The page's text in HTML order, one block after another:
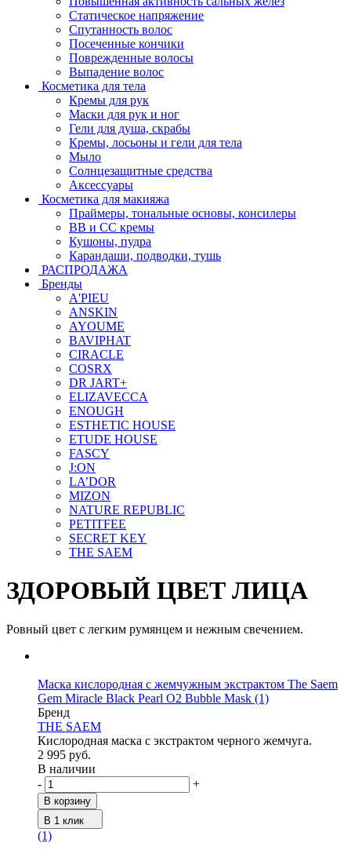
Статическое напряжение
Спутанность волос
Посеченные кончики
Поврежденные волосы
Выпадение волос
Косметика для тела
Кремы для рук
Маски для рук и ног
Гели для душа, скрабы
Кремы, лосьоны и гели для тела
Мыло
Солнцезащитные средства
Аксессуары
Косметика для макияжа
Праймеры, тональные основы, консилеры
BB и CC кремы
Кушоны, пудра
Карандаши, подводки, тушь
РАСПРОДАЖА
Бренды
A'PIEU
ANSKIN
AYOUME
BAVIPHAT
CIRACLE
COSRX
DR JART+
ELIZAVECCA
ENOUGH
ESTHETIC HOUSE
ETUDE HOUSE
FASCY
J:ON
LA’DOR
MIZON
NATURE REPUBLIC
PETITFEE
SEСRET KEY
THE SAEM
ЗДОРОВЫЙ ЦВЕТ ЛИЦА
Ровный цвет с легким румянцем и нежным свечением.
Маска кислородная с жемчужным экстрактом The Saem
Gem Miracle Black Pearl O2 Bubble Mask (1)
Бренд
THE SAEM
Кислородная маска с экстрактом черного жемчуга.
2 995 руб.
В наличии
-
+
В корзину
В 1 клик
(1)